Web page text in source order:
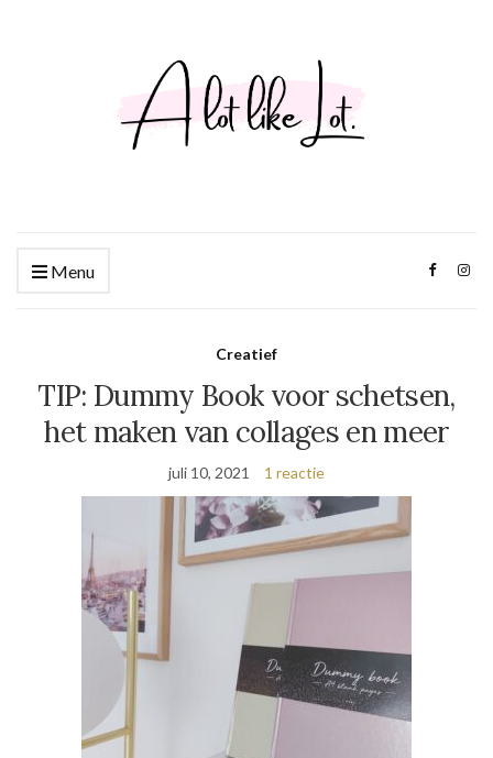
Menu
Creatief
TIP: Dummy Book voor schetsen,
het maken van collages en meer
juli 10, 2021 1 reactie